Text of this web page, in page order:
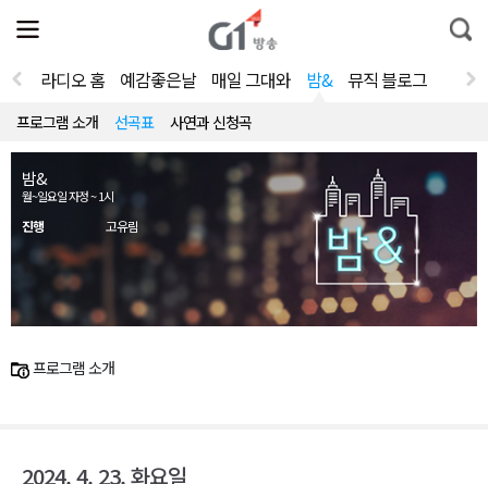
전
체
뉴
열
통
합
라디오 홈 예감좋은날 매일 그대와 밤& 뮤직 블로그
프로그램 소개 선곡표 사연과 신청곡
밤&
월~일요일 자정 ~ 1시
진행 고유림
프로그램 소개
2024. 4. 23. 화요일